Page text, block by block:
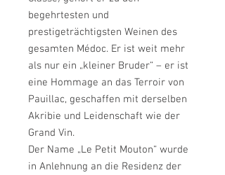
begehrtesten und
prestigeträchtigsten Weinen des
gesamten Médoc. Er ist weit mehr
als nur ein „kleiner Bruder“ – er ist
eine Hommage an das Terroir von
Pauillac, geschaffen mit derselben
Akribie und Leidenschaft wie der
Grand Vin.
Der Name „Le Petit Mouton“ wurde
in Anlehnung an die Residenz der